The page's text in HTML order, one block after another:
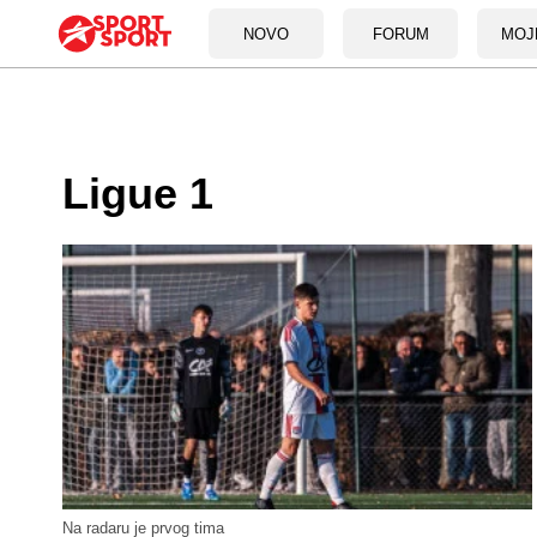
NOVO FORUM
Ligue 1
Na radaru je prvog tima